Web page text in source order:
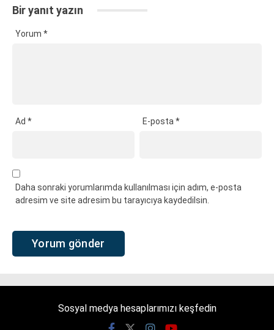
Bir yanıt yazın
Yorum *
Ad * E-posta*
Daha sonraki yorumlarımda kullanılması için adım, e-posta
adresim ve site adresim bu tarayıcıya kaydedilsin.
Sosyal medya hesaplarımızı keşfedin